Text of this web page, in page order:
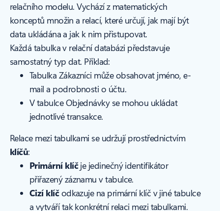
relačního modelu. Vychází z matematických
konceptů množin a relací, které určují, jak mají být
data ukládána a jak k nim přistupovat.
Každá tabulka v relační databázi představuje
samostatný typ dat. Příklad:
Tabulka Zákazníci může obsahovat jméno, e-
mail a podrobnosti o účtu.
V tabulce Objednávky se mohou ukládat
jednotlivé transakce.
Relace mezi tabulkami se udržují prostřednictvím
klíčů:
Primární klíčje jedinečný identifikátor
přiřazený záznamu v tabulce.
Cizí klíčodkazuje na primární klíč v jiné tabulce
a vytváří tak konkrétní relaci mezi tabulkami.